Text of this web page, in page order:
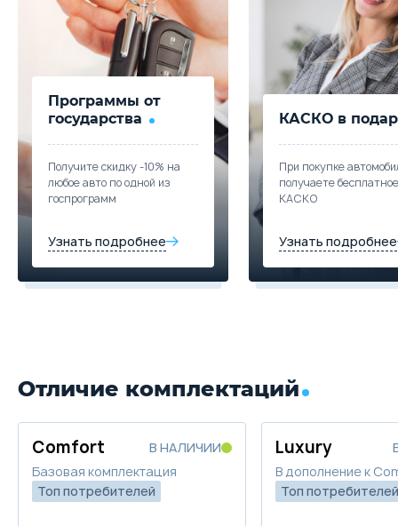
Trade-in
Цена от
1 040 000
Купить в кредит
Trade-in
Забронировать
Программы от
государства
Получите скидку -10% на
любое авто по одной из
госпрограмм
Узнать подробнее
КАСКО в
При покупке
получаете бесплатное
КАСКО
Узнать подробнее
Отличие комплектаций
Comfort
В НАЛИЧИИ
Базовая комплектация
Топ потребителей
Luxury
В дополнение к
Топ потребителей